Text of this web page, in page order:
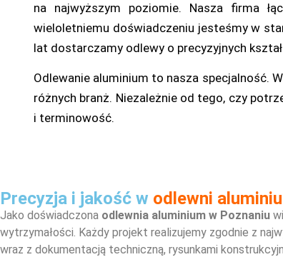
na najwyższym poziomie. Nasza firma
wieloletniemu doświadczeniu jesteśmy w
lat dostarczamy odlewy o precyzyjnych
Odlewanie aluminium to nasza specjalność.
różnych branż. Niezależnie od tego, czy
i terminowość.
Precyzja i jakość w odlewni
Jako doświadczona odlewnia aluminium w Poznaniu
wytrzymałości. Każdy projekt realizujemy zgodnie z
wraz z dokumentacją techniczną, rysunkami